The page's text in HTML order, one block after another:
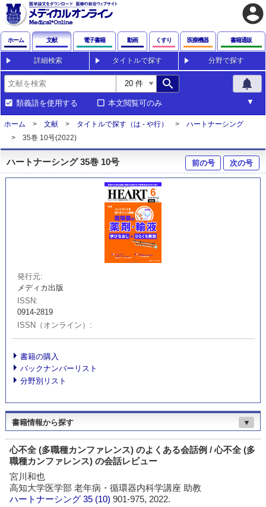
account_circle
ホーム 文献 電子書籍 動画 くすり 医療機器 書籍通販
詳細検索 タイトルで探す 分野で探す
search notifications
類義語を使用する 本文閲覧可のみ
ホーム 文献 タイトルで探す（は - や行）
ハートナーシング
35巻 10号(2022)
ハートナーシング 35巻 10号 前の号 次の号
発行元
メディカ出版
ISSN
0914-2819
ISSN（オンライン）
書籍の購入
バックナンバーリスト
分野別リスト
書籍情報から探す ▼
心不全 (多職種カンファレンス) のよくある会話例 / 心不全 (多
職種カンファレンス) の会話レビュー
宮川和也
高知大学医学部 老年病・循環器内科学講座 助教
ハートナーシング 35 (10)901-975, 2022.